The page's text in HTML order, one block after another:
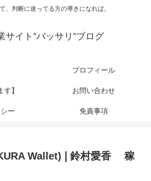
、判断に迷ってる方の導きになれば。
サイト”バッサリ”ブログ
プロフィール
す】 お問い合わせ
ー 免責事項
Wallet)❘鈴村愛香 稼